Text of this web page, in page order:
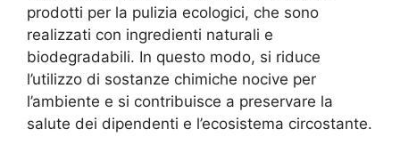
prodotti per la pulizia ecologici, che sono
realizzati con ingredienti naturali e
biodegradabili. In questo modo, si riduce
l’utilizzo di sostanze chimiche nocive per
l’ambiente e si contribuisce a preservare la
salute dei dipendenti e l’ecosistema circostante.